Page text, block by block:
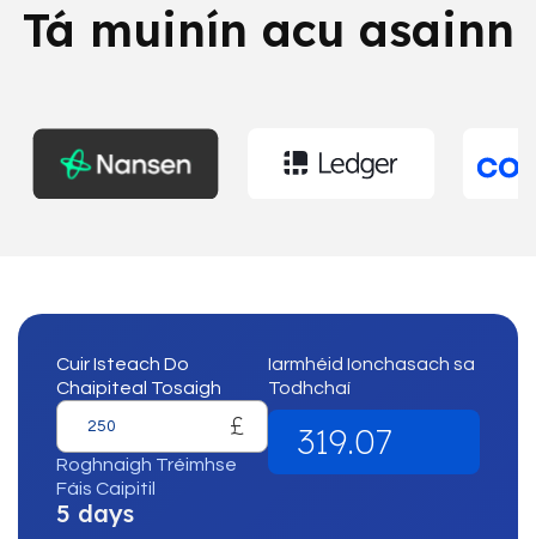
Tá muinín acu asainn
Cuir Isteach Do
Chaipiteal Tosaigh
£
Roghnaigh Tréimhse
Fáis Caipitil
5 days
Iarmhéid Ionchasach sa
Todhchaí
319.07